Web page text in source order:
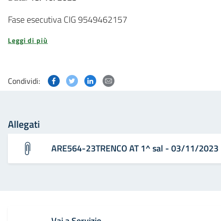
Fase esecutiva CIG 9549462157
Leggi di più
Condividi: Condividi questa pagina su Facebook
Condividi questa pagina su Twitter
Condividi questa pagina su Linkedin
Allegati
ARE564-23TRENCO AT 1^ sal - 03/11/2023